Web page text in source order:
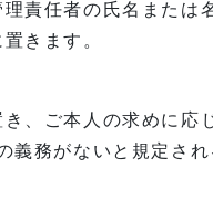
責任者の氏名または
きます。
、ご本人の求めに応
義務がないと規定さ